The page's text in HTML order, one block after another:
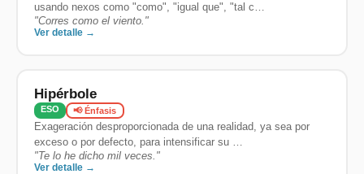
usando nexos como "como", "igual que", "tal c…
"Corres como el viento. "
Ver detalle →
Hipérbole
ESO 📢 Énfasis
Exageración desproporcionada de una realidad, ya sea por
exceso o por defecto, para intensificar su …
"Te lo he dicho mil veces. "
Ver detalle →